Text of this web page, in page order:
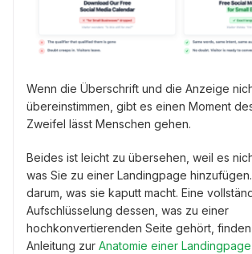
Wenn die Überschrift und die Anzeige
übereinstimmen, gibt es einen Moment
Zweifel lässt Menschen gehen.
Beides ist leicht zu übersehen, weil es
was Sie zu einer Landingpage
darum, was sie kaputt macht. Eine
Aufschlüsselung dessen, was zu einer
hochkonvertierenden Seite gehört,
Anleitung zur Anatomie einer Landingpage